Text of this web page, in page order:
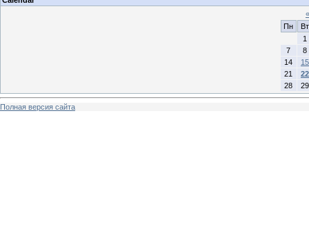
«
Пн
Вт
1
7
8
14
15
21
22
28
29
Полная версия сайта